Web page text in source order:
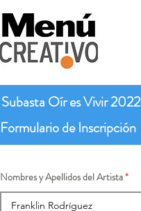
Subasta Oír es Vivir 2022
Formulario de Inscripción
Nombres y Apellidos del Artista